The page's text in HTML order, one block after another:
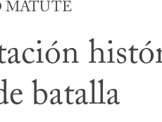
MATUTE
batalla